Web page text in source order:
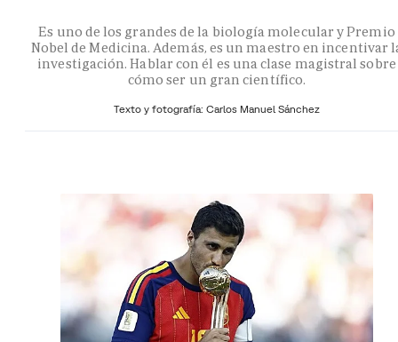
Es uno de los grandes de la biología molecular y Premio
Nobel de Medicina. Además, es un maestro en incentivar
investigación. Hablar con él es una clase magistral sobre
cómo ser un gran científico.
Texto y fotografía: Carlos Manuel Sánchez